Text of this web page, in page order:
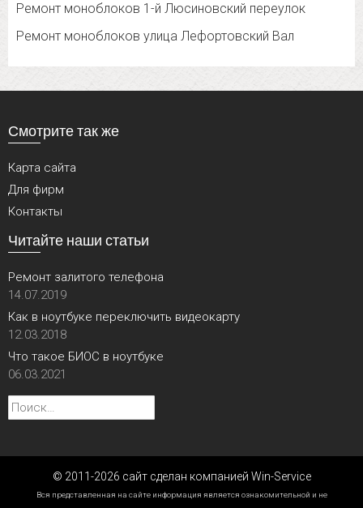
Ремонт моноблоков 1-й Люсиновский переулок
Ремонт моноблоков улица Лефортовский Вал
Смотрите так же
Карта сайта
Для фирм
Контакты
Читайте наши статьи
Ремонт залитого телефона
14.07.2019
Как в ноутбуке переключить видеокарту
12.03.2018
Что такое БИОС в ноутбуке
06.03.2021
Найти:
© 2011-2026 сайт сделан компанией Win-Service
Вся представленная на сайте информация является ознакомительной и не